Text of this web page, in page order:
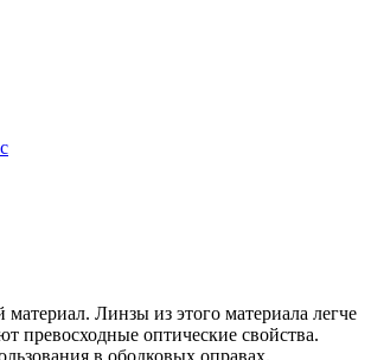
материал. Линзы из этого материала легче
превосходные оптические свойства.
в ободковых оправах.